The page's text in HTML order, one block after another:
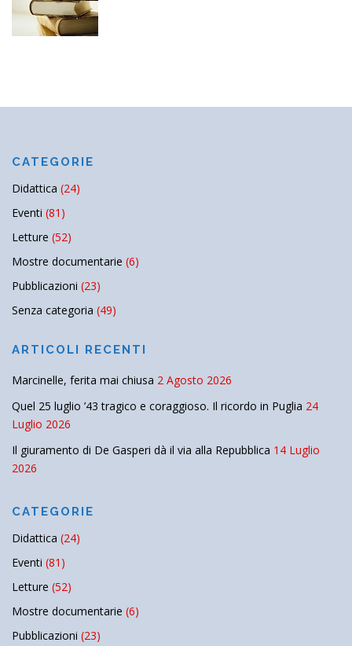
CATEGORIE
Didattica (24)
Eventi (81)
Letture (52)
Mostre documentarie (6)
Pubblicazioni (23)
Senza categoria (49)
ARTICOLI RECENTI
Marcinelle, ferita mai chiusa 2 Agosto 2026
Quel 25 luglio ’43 tragico e coraggioso. Il ricordo in Puglia 24
Luglio 2026
Il giuramento di De Gasperi dà il via alla Repubblica 14 Luglio
2026
CATEGORIE
Didattica (24)
Eventi (81)
Letture (52)
Mostre documentarie (6)
Pubblicazioni (23)